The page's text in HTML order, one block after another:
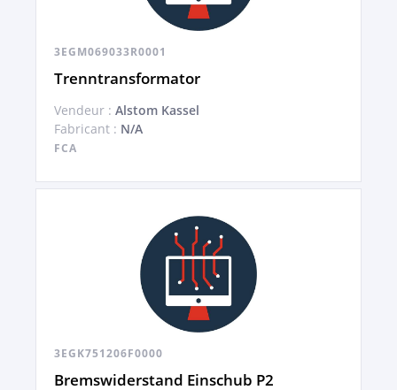
3EGM069033R0001
Trenntransformator
Vendeur : Alstom Kassel
Fabricant : N/A
FCA
3EGK751206F0000
Bremswiderstand Einschub P2